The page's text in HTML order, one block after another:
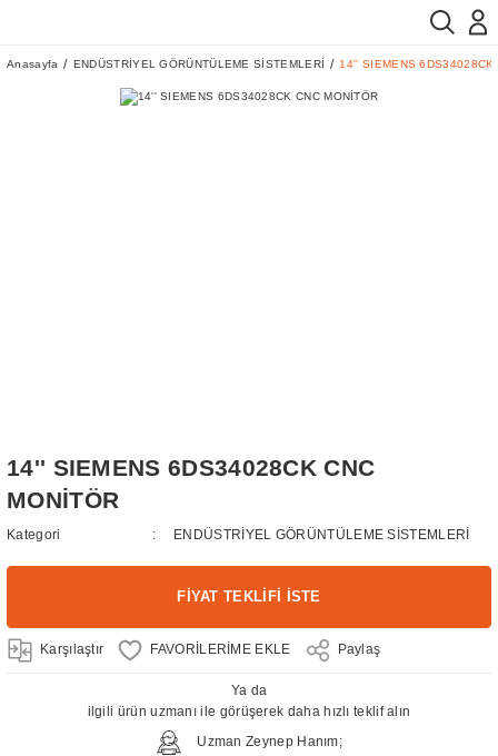
Anasayfa ENDÜSTRİYEL GÖRÜNTÜLEME SİSTEMLERİ 14'' SIEMENS 6DS34028CK
14'' SIEMENS 6DS34028CK CNC
MONİTÖR
Kategori ENDÜSTRİYEL GÖRÜNTÜLEME SİSTEMLERİ
FİYAT TEKLİFİ İSTE
Karşılaştır Paylaş
Ya da
ilgili ürün uzmanı ile görüşerek daha hızlı teklif alın
Uzman Zeynep Hanım;